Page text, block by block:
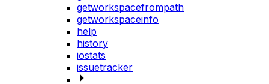
getworkspacefrompath
getworkspaceinfo
help
history
iostats
issuetracker